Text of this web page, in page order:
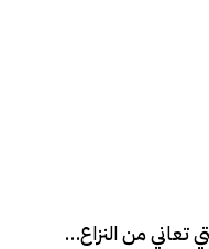
تعاني من النزاع…